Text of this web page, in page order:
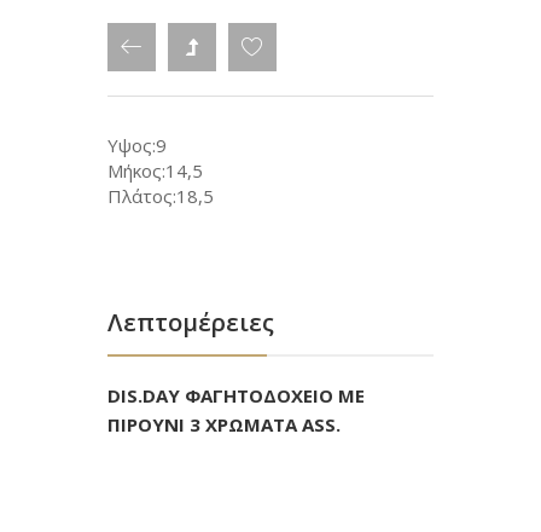
Υψος:9
Μήκος:14,5
Πλάτος:18,5
Λεπτομέρειες
DIS.DAY ΦΑΓΗΤΟΔΟΧΕΙΟ ΜΕ
ΠΙΡΟΥΝΙ 3 ΧΡΩΜΑΤΑ ASS.